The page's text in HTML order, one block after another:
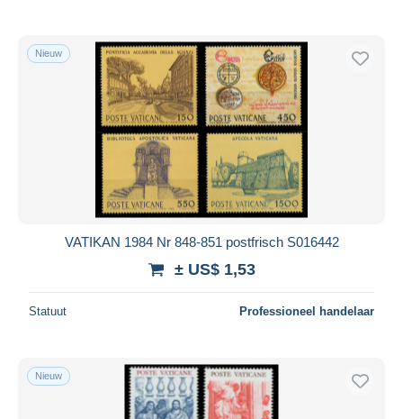
Nieuw
VATIKAN 1984 Nr 848-851 postfrisch S016442
± US$ 1,53
Statuut Professioneel handelaar
Nieuw